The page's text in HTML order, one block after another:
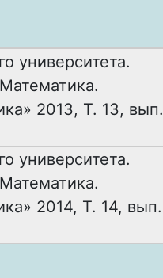
университета.
2013, Т. 13, вып.
университета.
2014, Т. 14, вып.